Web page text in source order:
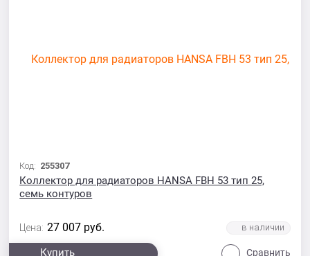
Код: 255307
Коллектор для радиаторов HANSA FBH 53 тип 25,
семь контуров
Цена: 27 007 руб.
Купить Сравнить